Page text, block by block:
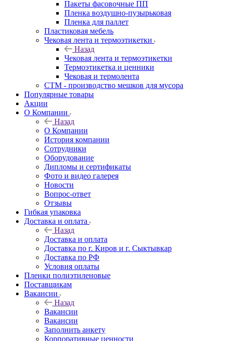
Пакеты фасовочные ПП
Пленка воздушно-пузырьковая
Пленка для паллет
Пластиковая мебель
Чековая лента и термоэтикетки
Назад
Чековая лента и термоэтикетки
Термоэтикетка и ценники
Чековая и термолента
СТМ - производство мешков для мусора
Популярные товары
Акции
О Компании
Назад
О Компании
История компании
Сотрудники
Оборудование
Дипломы и сертификаты
Фото и видео галерея
Новости
Вопрос-ответ
Отзывы
Гибкая упаковка
Доставка и оплата
Назад
Доставка и оплата
Доставка по г. Киров и г. Сыктывкар
Доставка по РФ
Условия оплаты
Пленки полиэтиленовые
Поставщикам
Вакансии
Назад
Вакансии
Вакансии
Заполнить анкету
Корпоративные ценности